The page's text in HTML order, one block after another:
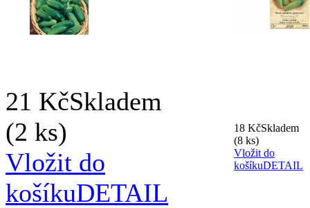
21 KčSkladem
(2 ks)
Vložit do
košíkuDETAIL
18 KčSkladem
(8 ks)
Vložit do
košíkuDETAIL